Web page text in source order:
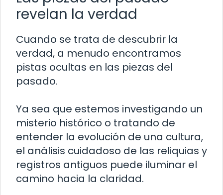
revelan la verdad
Cuando se trata de descubrir la
verdad, a menudo encontramos
pistas ocultas en las piezas del
pasado.
Ya sea que estemos investigando un
misterio histórico o tratando de
entender la evolución de una cultura,
el análisis cuidadoso de las reliquias y
registros antiguos puede iluminar el
camino hacia la claridad.